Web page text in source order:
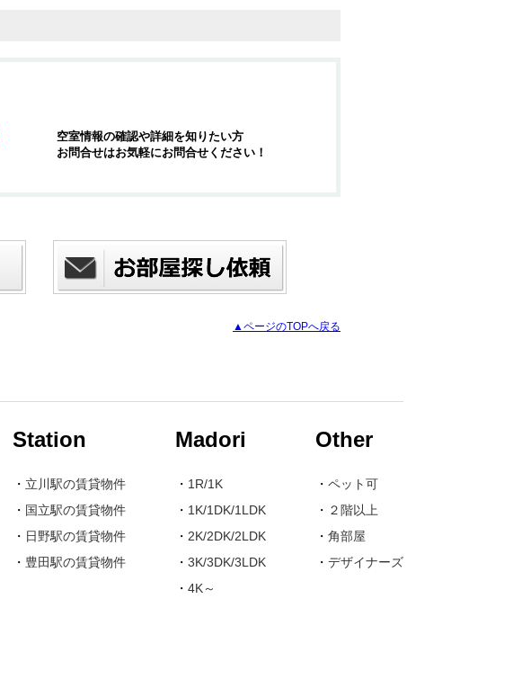
空室情報の確認や詳細を知りたい方
お問合せはお気軽にお問合せください！
▲ページのTOPへ戻る
Station
・ 立川駅の賃貸物件
・ 国立駅の賃貸物件
・ 日野駅の賃貸物件
・ 豊田駅の賃貸物件
Madori
・ 1R/1K
・ 1K/1DK/1LDK
・ 2K/2DK/2LDK
・ 3K/3DK/3LDK
・ 4K～
Other
・ ペット可
・ ２階以上
・ 角部屋
・ デザイナーズ